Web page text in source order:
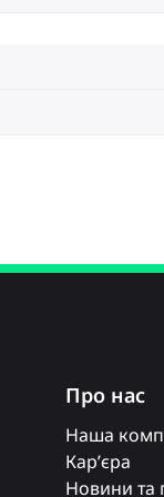
Про нас
Наша
Кар’єра
Новини та